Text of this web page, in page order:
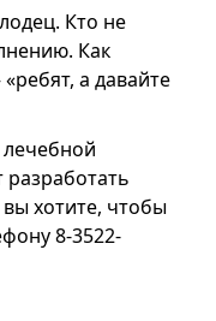
Кто не
Как
а давайте
хотите, чтобы
8-3522-